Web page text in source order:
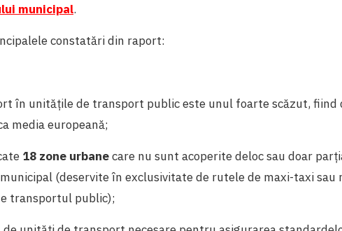
municipal.
constatări din raport:
în unitățile de transport public este unul foarte scăzut, fiind
media europeană;
18 zone urbanecare nu sunt acoperite deloc sau doar
(deservite în exclusivitate de rutele de maxi-taxi sau
transportul public);